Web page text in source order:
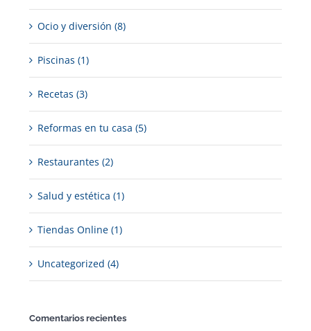
Ocio y diversión (8)
Piscinas (1)
Recetas (3)
Reformas en tu casa (5)
Restaurantes (2)
Salud y estética (1)
Tiendas Online (1)
Uncategorized (4)
Comentarios recientes